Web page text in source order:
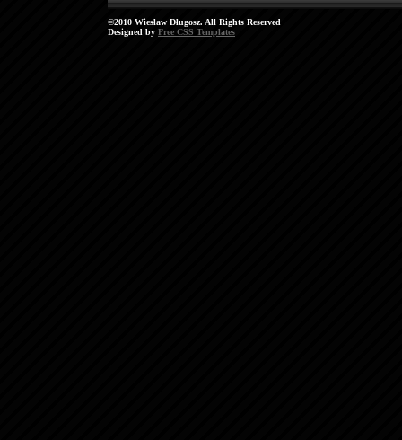
©2010 Wiesław Długosz. All Rights Reserved
Designed by Free CSS Templates